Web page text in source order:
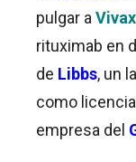
pulgar a
rituximab en
de Libbs, un
como
empresa del